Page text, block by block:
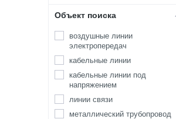
Менделеевец
Тропа
Унискан
Успех
Объект поиска
воздушные линии
электропередач
кабельные линии
кабельные линии под
напряжением
линии связи
металлический трубопровод